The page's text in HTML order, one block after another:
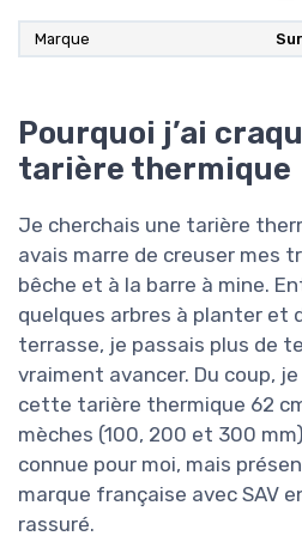
Marque
Pourquoi j’ai
tarière thermique
Je cherchais une tarière
avais marre de creuser mes
bêche et à la barre à mine.
quelques arbres à planter et
terrasse, je passais plus de
vraiment avancer. Du coup,
cette tarière thermique 62
mèches (100, 200 et 300
connue pour moi, mais
marque française avec SAV
rassuré.